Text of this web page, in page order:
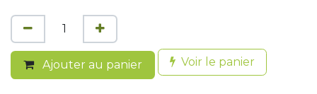
Ajouter au panier Voir le panier